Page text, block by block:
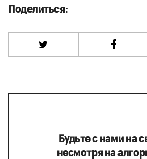
Поделиться:
Будьте с нами на
несмотря на